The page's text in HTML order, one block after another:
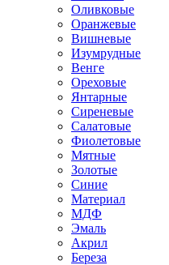
Оливковые
Оранжевые
Вишневые
Изумрудные
Венге
Ореховые
Янтарные
Сиреневые
Салатовые
Фиолетовые
Мятные
Золотые
Синие
Материал
МДФ
Эмаль
Акрил
Береза